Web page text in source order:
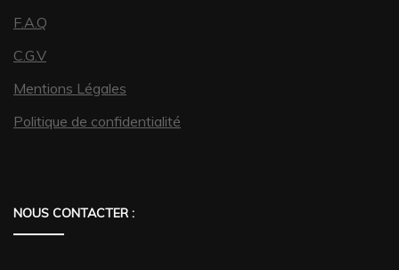
F.A.Q
C.G.V
Mentions Légales
Politique de confidentialité
NOUS CONTACTER :